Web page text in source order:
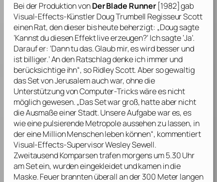
Bei der Produktion vonDer Blade Runner [1982] gab
Visual-Effects-KünstlerDoug Trumbell RegisseurScott
einen Rat, den dieser bis heute beherzigt: „Dougsagte
’Kannst du diesen Effekt live erzeugen?’ Ich sagte ’Ja’.
Darauf er: ’Dann tu das. Glaub mir, es wird besser und
ist billiger.’ An den Ratschlag denke ich immer und
berücksichtige ihn“, soRidley Scott. Aber so gewaltig
das Set von Jerusalem auch war, ohne die
Unterstützung von Computer-Tricks wäre es nicht
möglich gewesen. „Das Set war groß, hatte aber nicht
die Ausmaße einer Stadt. Unsere Aufgabe war es, es
wie eine pulsierende Metropole aussehen zu lassen, in
der eine Million Menschen leben können“, kommentiert
Visual-Effects-SupervisorWesley Sewell.
Zweitausend Komparsen trafen morgens um 5.30 Uhr
am Set ein, wurden eingekleidet und kamen in die
Maske. Feuer brannten überall an der 300 Meter langen